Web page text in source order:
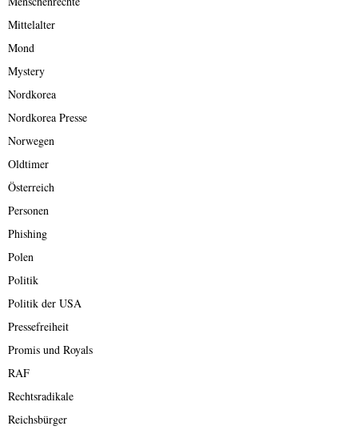
Mittelalter
Mond
Mystery
Nordkorea
Nordkorea Presse
Norwegen
Oldtimer
Österreich
Personen
Phishing
Polen
Politik
Politik der USA
Pressefreiheit
Promis und Royals
RAF
Rechtsradikale
Reichsbürger